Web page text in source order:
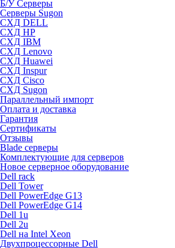
Б/У Серверы
Серверы Sugon
СХД DELL
СХД HP
СХД IBM
СХД Lenovo
СХД Huawei
СХД Inspur
СХД Cisco
СХД Sugon
Параллельный импорт
Оплата и доставка
Гарантия
Сертификаты
Отзывы
Blade серверы
Комплектующие для серверов
Новое серверное оборудование
Dell rack
Dell Tower
Dell PowerEdge G13
Dell PowerEdge G14
Dell 1u
Dell 2u
Dell на Intel Xeon
Двухпроцессорные Dell